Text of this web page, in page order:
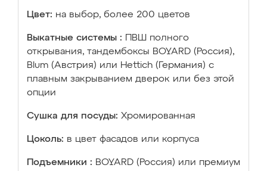
Цвет: на выбор, более 200 цветов
Выкатные системы :
ПВШ полного
открывания, тандембоксы BOYARD (Россия),
Blum (Австрия) или Hettich (Германия) с
плавным закрыванием дверок или без этой
опции
Сушка для посуды: Хромированная
Цоколь: в цвет фасадов или корпуса
Подъемники : BOYARD (Россия) или премиум